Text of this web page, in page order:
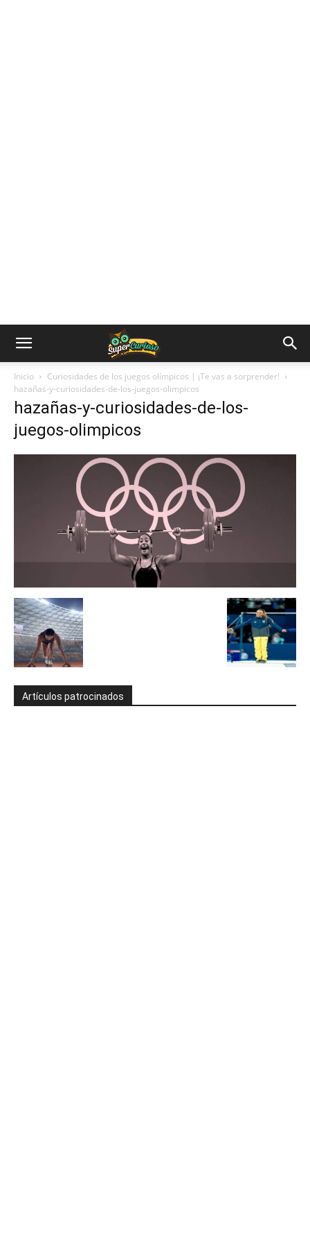
Inicio
Curiosidades de los juegos olímpicos | ¡Te vas a sorprender!
hazañas-y-curiosidades-de-los-juegos-olimpicos
hazañas-y-curiosidades-de-los-
juegos-olimpicos
Artículos patrocinados